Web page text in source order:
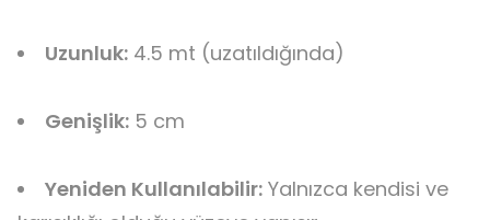
Uzunluk: 4.5 mt (uzatıldığında)
Genişlik: 5 cm
Yeniden Kullanılabilir: Yalnızca kendisi ve